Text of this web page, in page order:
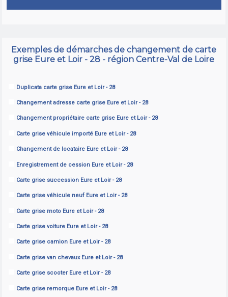
Exemples de démarches de changement de carte
grise Eure et Loir - 28 - région Centre-Val de Loire
Duplicata carte grise Eure et Loir - 28
Changement adresse carte grise Eure et Loir - 28
Changement propriétaire carte grise Eure et Loir - 28
Carte grise véhicule importé Eure et Loir - 28
Changement de locataire Eure et Loir - 28
Enregistrement de cession Eure et Loir - 28
Carte grise succession Eure et Loir - 28
Carte grise véhicule neuf Eure et Loir - 28
Carte grise moto Eure et Loir - 28
Carte grise voiture Eure et Loir - 28
Carte grise camion Eure et Loir - 28
Carte grise van chevaux Eure et Loir - 28
Carte grise scooter Eure et Loir - 28
Carte grise remorque Eure et Loir - 28